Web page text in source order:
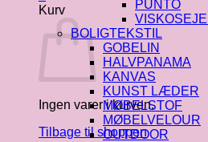
Kurv
Ingen varer i kurven.
Tilbage til shoppen
PUNTO
BOLIGTEKSTIL
GOBELIN
HALVPANAMA
KANVAS
KUNST LÆDER
MØBELSTOF
MØBELVELOUR
OUTDOOR